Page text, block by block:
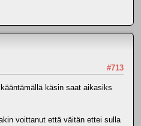
#713
käsin saat aikasiks
voittanut että väitän ettei sulla